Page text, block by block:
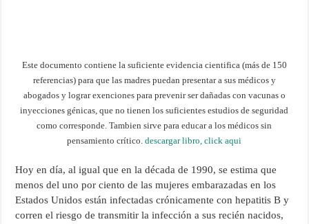
Este documento contiene la suficiente evidencia cientifica (más de 150
referencias) para que las madres puedan presentar a sus médicos y
abogados y lograr exenciones para prevenir ser dañadas con vacunas o
inyecciones génicas, que no tienen los suficientes estudios de seguridad
como corresponde. Tambien sirve para educar a los médicos sin
pensamiento crítico.descargar libro, click aqui
Hoy en día, al igual que en la década de 1990, se estima que
menos del uno por ciento de las mujeres embarazadas en los
Estados Unidos están infectadas crónicamente con hepatitis B y
corren el riesgo de transmitir la infección a sus recién nacidos,